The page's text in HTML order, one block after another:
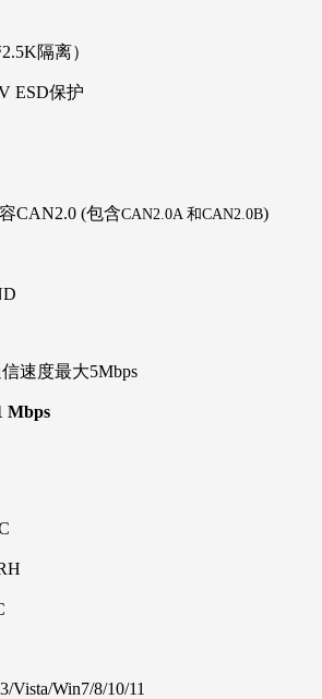
隔离）
ESD保护
CAN2.0 (包含CAN2.0A 和CAN2.0B)
速度最大5Mbps
Mbps
Vista/Win7/8/10/11